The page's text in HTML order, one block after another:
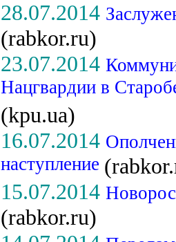
28.07.2014
(rabkor.ru)
23.07.2014
Нацгвардии в
(kpu.ua)
16.07.2014
наступление
15.07.2014
(rabkor.ru)